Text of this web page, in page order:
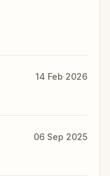
14 Feb 2026
06 Sep 2025